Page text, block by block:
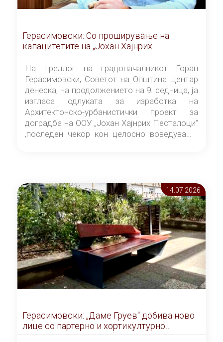
Герасимовски: Со проширување на
капацитетите на „Јохан Хајнрих
Песталоци“ сите основни училишта во
Центар преминуваат на едносменска
настава
На предлог на градоначалникот Горан
Герасимовски, Советот на Општина Центар
денеска, на продолжението на 9. седница, ја
изгласа одлуката за изработка на
Архитектонско-урбанистички проект за
доградба на ООУ „Јохан Хајнрих Песталоци“
,последен чекор кон целосно воведување
14.07 2026
Герасимовски: „Даме Груев“ добива ново
лице со партерно и хортикултурно
уредување и нова урбана опрема